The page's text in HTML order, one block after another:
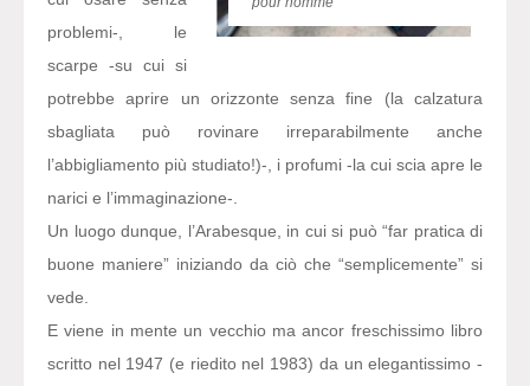
problemi-, le
scarpe -su cui si
potrebbe aprire un orizzonte senza fine (la calzatura
sbagliata può rovinare irreparabilmente anche
l’abbigliamento più studiato!)-, i profumi -la cui scia apre le
narici e l’immaginazione-.
Un luogo dunque, l’Arabesque, in cui si può “far pratica di
buone maniere” iniziando da ciò che “semplicemente” si
vede.
E viene in mente un vecchio ma ancor freschissimo libro
scritto nel 1947 (e riedito nel 1983) da un elegantissimo -